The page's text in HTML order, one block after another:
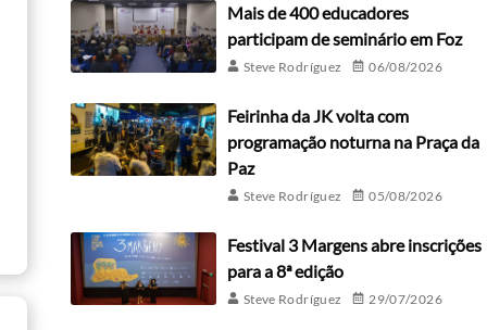
Mais de 400 educadores
participam de seminário em Foz
Steve Rodríguez 06/08/2026
Feirinha da JK volta com
programação noturna na Praça da
Paz
Steve Rodríguez 05/08/2026
Festival 3 Margens abre inscrições
para a 8ª edição
Steve Rodríguez 29/07/2026